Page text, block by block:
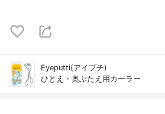
Eyeputti(アイプチ)
ひとえ・奥ぶたえ用カーラー